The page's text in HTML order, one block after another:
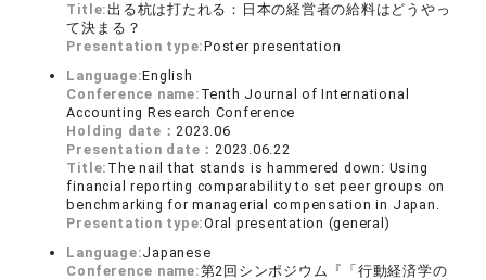
Title:出る杭は打たれる：日本の経営者の給料はどうやっ
て決まる？
Presentation type:Poster presentation
Language:English
Conference name: Tenth Journal of International
Accounting Research Conference
Holding date：2023.06
Presentation date：2023.06.22
Title: The nail that stands is hammered down: Using
financial reporting comparability to set peer groups on
benchmarking for managerial compensation in Japan.
Presentation type:Oral presentation (general)
Language:Japanese
Conference name:第2回シンポジウム『「行動経済学の